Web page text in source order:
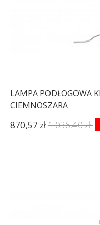
LAMPA PODŁOGOWA
CIEMNOSZARA
870,57 zł1 036,40 zł